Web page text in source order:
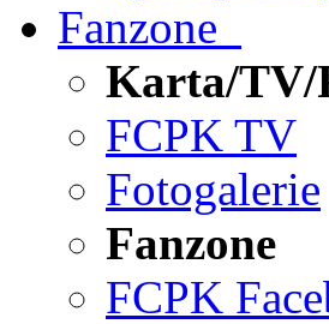
Fanzone
Karta/TV/
FCPK TV
Fotogalerie
Fanzone
FCPK